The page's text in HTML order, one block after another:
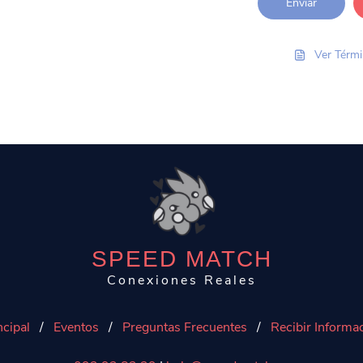
Ver
SPEED MATCH
Conexiones Reales
/ Eventos / Preguntas Frecuentes / Recibir